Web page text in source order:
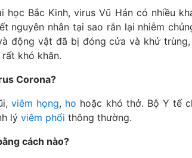
học Bắc Kinh, virus Vũ Hán có nhiều
nguyên nhân tại sao rắn lại nhiễm
động vật đã bị đóng cửa và khử
khó khăn.
Corona?
viêm họng, ho hoặc khó thở. Bộ Y tế
lý viêm phổi thông thường.
cách nào?